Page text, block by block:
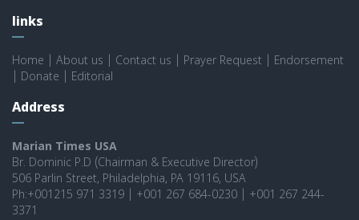
links
Home About us Contact us Prayer Request
Endorsement
Donate Editorial
Address
Marian Times USA
Br. Dominic P.D (Chairman & Executive Director)
506 Parlin Street, Philadelphia, PA 19116, USA
Ph:+001215 971 3319 | +001 267 684-0230 | +001 267 244-
3371